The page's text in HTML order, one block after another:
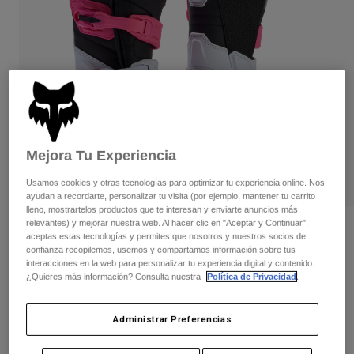
Pantalones largos
Pantalones cortos
Chaquetas y chalecos
Guantes
Protecciones
Gafas de protección
Calcetines
Accesorios
Recambios
Pantalones
Guantes
Chaquetas
Calcetines
Mochilas y accesorios
Mujer
Camisetas y tops
Chaquetas
Pantalones
Camisas
Ver todo
Niños
Protecciones
Gafas de Protección
Ver todo
Moto
Cascos
Camisetas
Pantalones
Botas
Gafas de Protección
Opiniones
Botas Comp para Mujer
Price reduced from
279,99 €to181,99 € 35% OFF
Mejora Tu Experiencia
Usamos cookies y otras tecnologías para optimizar tu experiencia online. Nos
ayudan a recordarte, personalizar tu visita (por ejemplo, mantener tu carrito
lleno, mostrartelos productos que te interesan y enviarte anuncios más
relevantes) y mejorar nuestra web. Al hacer clic en "Aceptar y Continuar",
aceptas estas tecnologías y permites que nosotros y nuestros socios de
confianza recopilemos, usemos y compartamos información sobre tus
interacciones en la web para personalizar tu experiencia digital y contenido.
¿Quieres más información? Consulta nuestra
Política de Privacidad
Administrar Preferencias